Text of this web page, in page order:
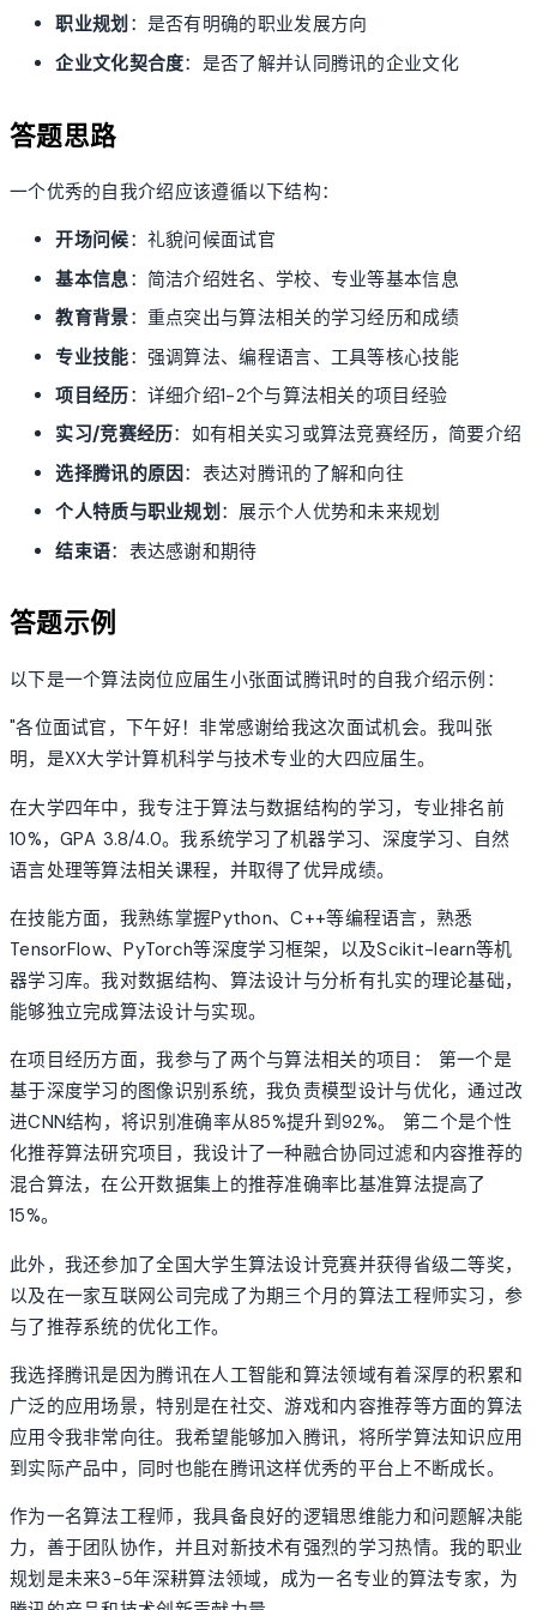
职业规划 ：是否有明确的职业发展方向
企业文化契合度：是否了解并认同腾讯的企业文化
答题思路
一个优秀的自我介绍应该遵循以下结构：
开场问候：礼貌问候面试官
基本信息：简洁介绍姓名、学校、专业等基本信息
教育背景：重点突出与算法相关的学习经历和成绩
专业技能：强调算法、编程语言、工具等核心技能
项目经历：详细介绍1-2个与算法相关的项目经验
实习/竞赛经历：如有相关实习或算法竞赛经历，简要介绍
选择腾讯的原因：表达对腾讯的了解和向往
个人特质与职业规划 ：展示个人优势和未来规划
结束语：表达感谢和期待
答题示例
以下是一个算法岗位应届生小张面试腾讯时的自我介绍示例：
"各位面试官，下午好！非常感谢给我这次面试机会。我叫张
明，是XX大学计算机科学与技术专业的大四应届生。
在大学四年中，我专注于算法与数据结构的学习，专业排名前
10%，GPA 3.8/4.0。我系统学习了机器学习、深度学习、自然
语言处理等算法相关课程，并取得了优异成绩。
在技能方面，我熟练掌握Python、C++等编程语言，熟悉
TensorFlow、PyTorch等深度学习框架，以及Scikit-learn等机
器学习库。我对数据结构、算法设计与分析有扎实的理论基础，
能够独立完成算法设计与实现。
在项目经历方面，我参与了两个与算法相关的项目： 第一个是
基于深度学习的图像识别系统，我负责模型设计与优化，通过改
进CNN结构，将识别准确率从85%提升到92%。 第二个是个性
化推荐算法研究项目，我设计了一种融合协同过滤和内容推荐的
混合算法，在公开数据集上的推荐准确率比基准算法提高了
15%。
此外，我还参加了全国大学生算法设计竞赛并获得省级二等奖，
以及在一家互联网公司完成了为期三个月的算法工程师实习，参
与了推荐系统的优化工作。
我选择腾讯是因为腾讯在人工智能和算法领域有着深厚的积累和
广泛的应用场景，特别是在社交、游戏和内容推荐等方面的算法
应用令我非常向往。我希望能够加入腾讯，将所学算法知识应用
到实际产品中，同时也能在腾讯这样优秀的平台上不断成长。
作为一名算法工程师，我具备良好的逻辑思维能力和问题解决能
力，善于团队协作，并且对新技术有强烈的学习热情。我的职业
规划是未来3-5年深耕算法领域，成为一名专业的算法专家，为